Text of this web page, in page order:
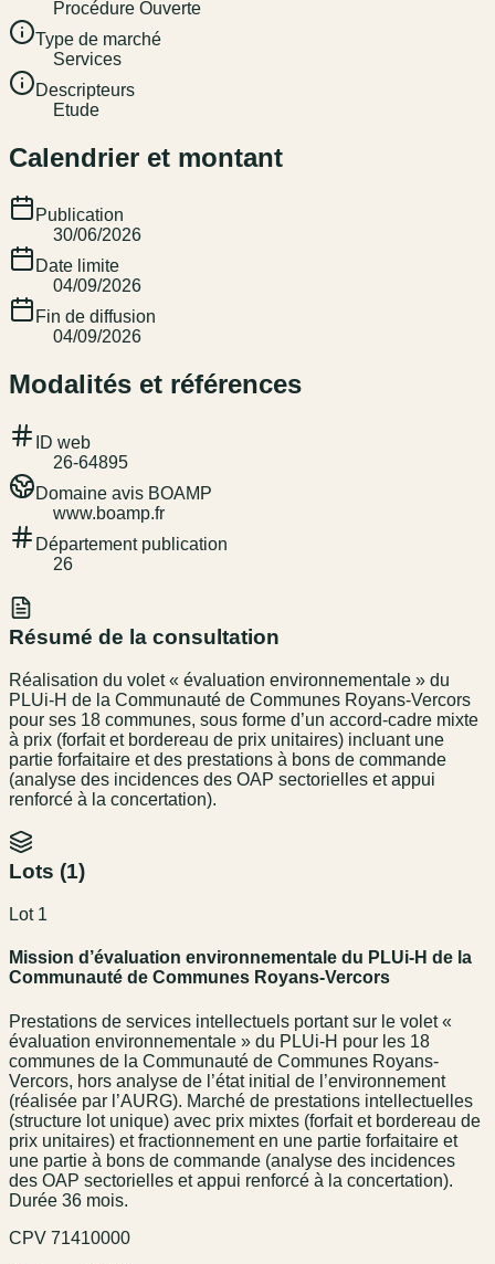
Procédure Ouverte
Type de marché
Services
Descripteurs
Etude
Calendrier et montant
Publication
30/06/2026
Date limite
04/09/2026
Fin de diffusion
04/09/2026
Modalités et références
ID web
26-64895
Domaine avis BOAMP
www.boamp.fr
Département publication
26
Résumé de la consultation
Réalisation du volet « évaluation environnementale » du
PLUi-H de la Communauté de Communes Royans-Vercors
pour ses 18 communes, sous forme d’un accord-cadre mixte
à prix (forfait et bordereau de prix unitaires) incluant une
partie forfaitaire et des prestations à bons de commande
(analyse des incidences des OAP sectorielles et appui
renforcé à la concertation).
Lots (1)
Lot 1
Mission d’évaluation environnementale du PLUi-H de la
Communauté de Communes Royans-Vercors
Prestations de services intellectuels portant sur le volet «
évaluation environnementale » du PLUi-H pour les 18
communes de la Communauté de Communes Royans-
Vercors, hors analyse de l’état initial de l’environnement
(réalisée par l’AURG). Marché de prestations intellectuelles
(structure lot unique) avec prix mixtes (forfait et bordereau de
prix unitaires) et fractionnement en une partie forfaitaire et
une partie à bons de commande (analyse des incidences
des OAP sectorielles et appui renforcé à la concertation).
Durée 36 mois.
CPV 71410000